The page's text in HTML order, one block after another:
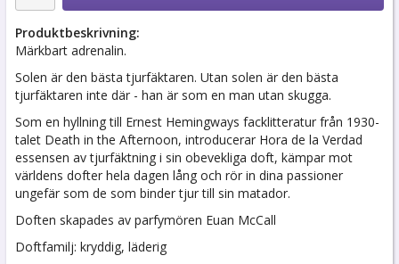
Produktbeskrivning:
Märkbart adrenalin.
Solen är den bästa tjurfäktaren. Utan solen är den bästa
tjurfäktaren inte där - han är som en man utan skugga.
Som en hyllning till Ernest Hemingways facklitteratur från 1930-
talet Death in the Afternoon, introducerar Hora de la Verdad
essensen av tjurfäktning i sin obevekliga doft, kämpar mot
världens dofter hela dagen lång och rör in dina passioner
ungefär som de som binder tjur till sin matador.
Doften skapades av parfymören Euan McCall
Doftfamilj: kryddig, läderig